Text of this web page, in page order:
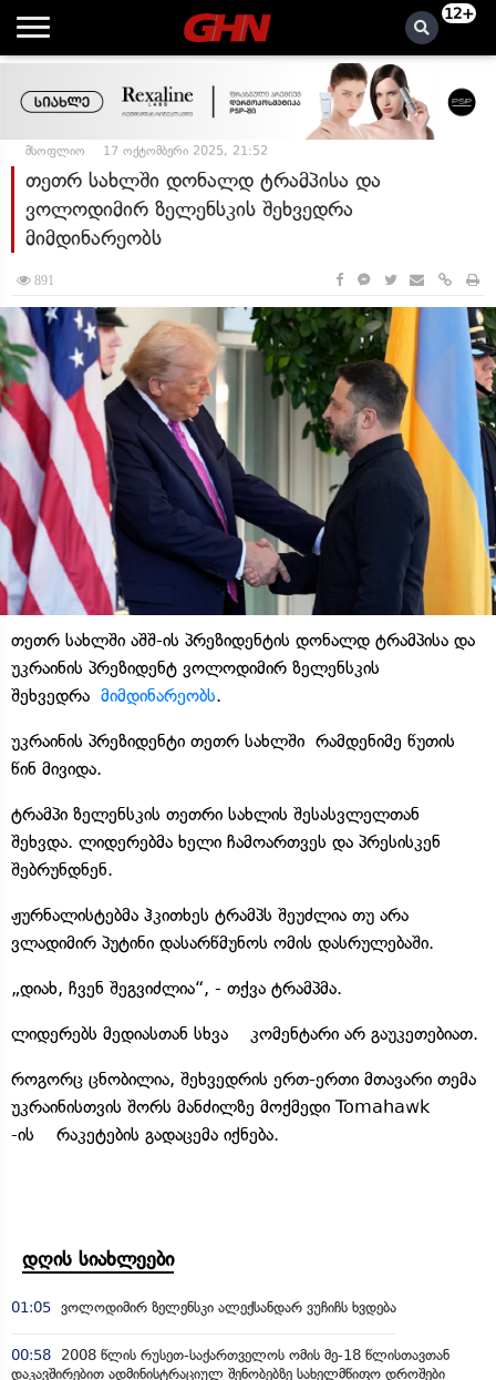
12+
მსოფლიო 17 ოქტომბერი 2025, 21:52
თეთრ სახლში დონალდ ტრამპისა და
ვოლოდიმირ ზელენსკის შეხვედრა
მიმდინარეობს
891
თეთრ სახლში აშშ-ის პრეზიდენტის დონალდ ტრამპისა და
უკრაინის პრეზიდენტ ვოლოდიმირ ზელენსკის
შეხვედრა მიმდინარეობს.
უკრაინის პრეზიდენტი თეთრ სახლში რამდენიმე წუთის
წინ მივიდა.
ტრამპი ზელენსკის თეთრი სახლის შესასვლელთან
შეხვდა. ლიდერებმა ხელი ჩამოართვეს და პრესისკენ
შებრუნდნენ.
ჟურნალისტებმა ჰკითხეს ტრამპს შეუძლია თუ არა
ვლადიმირ პუტინი დასარწმუნოს ომის დასრულებაში.
„დიახ, ჩვენ შეგვიძლია“, - თქვა ტრამპმა.
ლიდერებს მედიასთან სხვა კომენტარი არ გაუკეთებიათ.
როგორც ცნობილია, შეხვედრის ერთ-ერთი მთავარი თემა
უკრაინისთვის შორს მანძილზე მოქმედი Tomahawk
-ის რაკეტების გადაცემა იქნება.
დღის სიახლეები
01:05 ვოლოდიმირ ზელენსკი ალექსანდარ ვუჩიჩს ხვდება
00:58
2008 წლის რუსეთ-საქართველოს ომის მე-18 წლისთავთან
დაკავშირებით ადმინისტრაციულ შენობებზე სახელმწიფო დროშები